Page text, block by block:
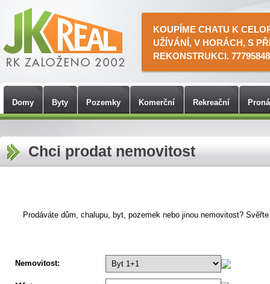
KOUPÍME CHATU K
UŽÍVÁNÍ, V HORÁCH, S
REKONSTRUKCI.
Domy Byty Pozemky Komerční Rekreační
Chci prodat nemovitost
Prodáváte dům, chalupu, byt, pozemek nebo jinou nemovitost?
Nemovitost: